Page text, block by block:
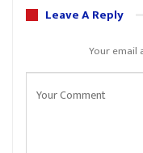
Leave A Reply
Your email